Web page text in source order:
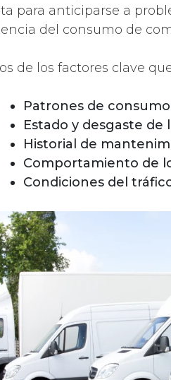
para anticiparse a
del consumo de
de los factores clave
Patrones de
Estado y desgaste de
Historial de
Comportamiento de
Condiciones del